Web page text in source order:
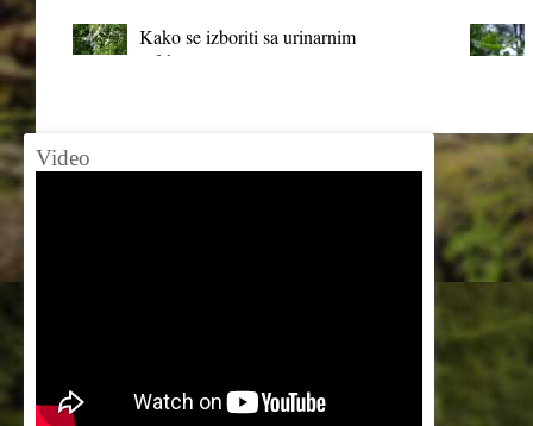
Kako se izboriti sa urinarnim
infekcijama?
Video